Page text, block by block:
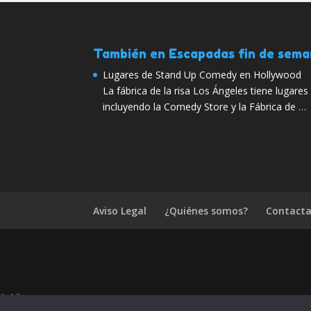
También en Escapadas fin de
Lugares de Stand Up Comedy en Hollywood
La fábrica de la risa Los Ángeles tiene
incluyendo la Comedy Store y la Fábrica de …
Aviso Legal ¿Quiénes somos?
1.4.2